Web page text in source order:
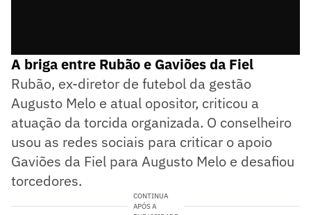
A briga entre Rubão e Gaviões da Fiel
Rubão, ex-diretor de futebol da gestão
Augusto Melo e atual opositor, criticou a
atuação da torcida organizada. O conselheiro
usou as redes sociais para criticar o apoio
Gaviões da Fiel para Augusto Melo e desafiou
torcedores.
CONTINUA
APÓS A